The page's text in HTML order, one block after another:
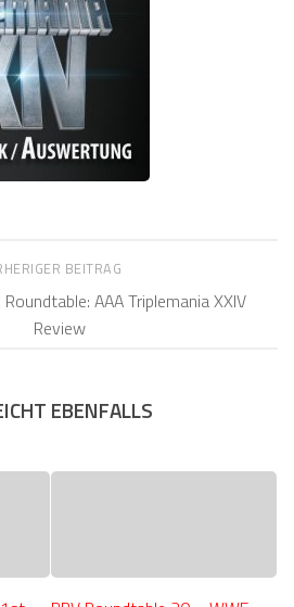
BEITRAG
AAA Triplemania XXIV
Review
EBENFALLS